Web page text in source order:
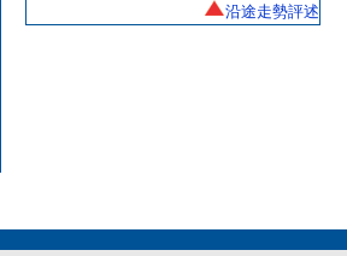
沿途走勢評述